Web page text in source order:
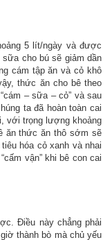
5 lít/ngày và được
cho bú sẽ giảm dần
cám tập ăn và cỏ khô
thức ăn cho bê theo
– sữa – cỏ” và sau
ta đã hoàn toàn cai
với trọng lượng khoảng
ăn thức ăn thô sớm sẽ
hóa cỏ xanh và nhai
vận” khi bê con cai
Điều này chẳng phải
thành bò mà chủ yếu